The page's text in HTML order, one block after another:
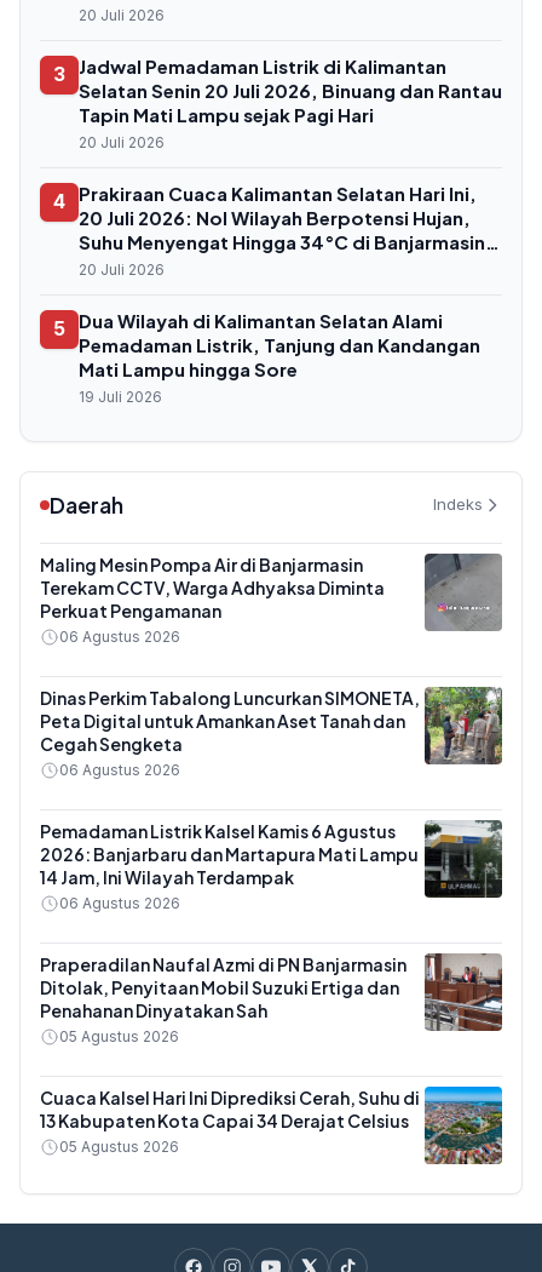
20 Juli 2026
3
Jadwal Pemadaman Listrik di Kalimantan
Selatan Senin 20 Juli 2026, Binuang dan Rantau
Tapin Mati Lampu sejak Pagi Hari
20 Juli 2026
4
Prakiraan Cuaca Kalimantan Selatan Hari Ini,
20 Juli 2026: Nol Wilayah Berpotensi Hujan,
Suhu Menyengat Hingga 34°C di Banjarmasin
dan Tabalong
20 Juli 2026
5
Dua Wilayah di Kalimantan Selatan Alami
Pemadaman Listrik, Tanjung dan Kandangan
Mati Lampu hingga Sore
19 Juli 2026
Daerah Indeks
Maling Mesin Pompa Air di Banjarmasin
Terekam CCTV, Warga Adhyaksa Diminta
Perkuat Pengamanan
06 Agustus 2026
Dinas Perkim Tabalong Luncurkan SIMONETA,
Peta Digital untuk Amankan Aset Tanah dan
Cegah Sengketa
06 Agustus 2026
Pemadaman Listrik Kalsel Kamis 6 Agustus
2026: Banjarbaru dan Martapura Mati Lampu
14 Jam, Ini Wilayah Terdampak
06 Agustus 2026
Praperadilan Naufal Azmi di PN Banjarmasin
Ditolak, Penyitaan Mobil Suzuki Ertiga dan
Penahanan Dinyatakan Sah
05 Agustus 2026
Cuaca Kalsel Hari Ini Diprediksi Cerah, Suhu di
13 Kabupaten Kota Capai 34 Derajat Celsius
05 Agustus 2026